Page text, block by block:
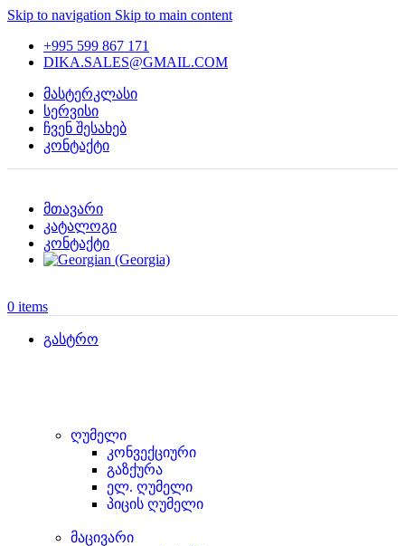
Skip to navigation Skip to main content
+995 599 867 171
DIKA.SALES@GMAIL.COM
მასტერკლასი
სერვისი
ჩვენ შესახებ
კონტაქტი
მთავარი
კატალოგი
კონტაქტი
0 items
გასტრო
ღუმელი
კონვექციური
გაზქურა
ელ. ღუმელი
პიცის ღუმელი
მაცივარი